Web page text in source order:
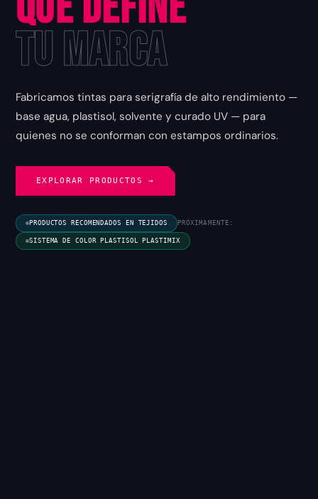
tu Marca
Fabricamos tintas para serigrafía de alto rendimiento —
base agua, plastisol, solvente y curado UV — para
quienes no se conforman con estampos ordinarios.
EXPLORAR PRODUCTOS →
PRODUCTOS RECOMENDADOS EN TEJIDOS PRÓXIMAMENTE:
SISTEMA DE COLOR PLASTISOL PLASTIMIX